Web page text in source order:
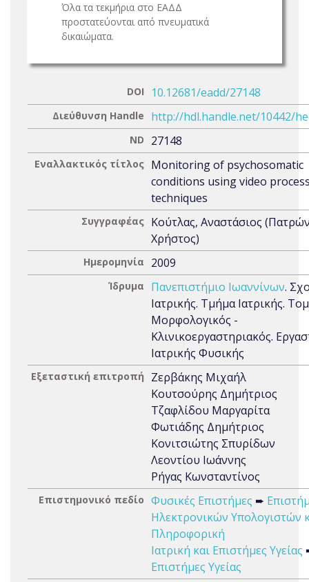
Όλα τα τεκμήρια στο ΕΑΔΔ
προστατεύονται από πνευματικά
δικαιώματα.
DOI 10.12681/eadd/27148
Διεύθυνση Handle http://hdl.handle.net/10442/
ND 27148
Εναλλακτικός τίτλος Monitoring of psychosomatic
conditions using video
techniques
Συγγραφέας Κούτλας, Αναστάσιος
Χρήστος)
Ημερομηνία 2009
Ίδρυμα Πανεπιστήμιο Ιωαννίνων.
Ιατρικής. Τμήμα Ιατρικής.
Μορφολογικός -
Κλινικοεργαστηριακός.
Ιατρικής Φυσικής
Εξεταστική επιτροπή
Ζερβάκης Μιχαήλ
Κουτσούρης Δημήτριος
Τζαφλίδου Μαργαρίτα
Φωτιάδης Δημήτριος
Κονιτσιώτης Σπυρίδων
Λεοντίου Ιωάννης
Ρήγας Κωνσταντίνος
Επιστημονικό πεδίο Φυσικές Επιστήμες ➨
Ηλεκτρονικών Υπολογιστών
Πληροφορική
Ιατρική και Επιστήμες Υγείας
Επιστήμες Υγείας